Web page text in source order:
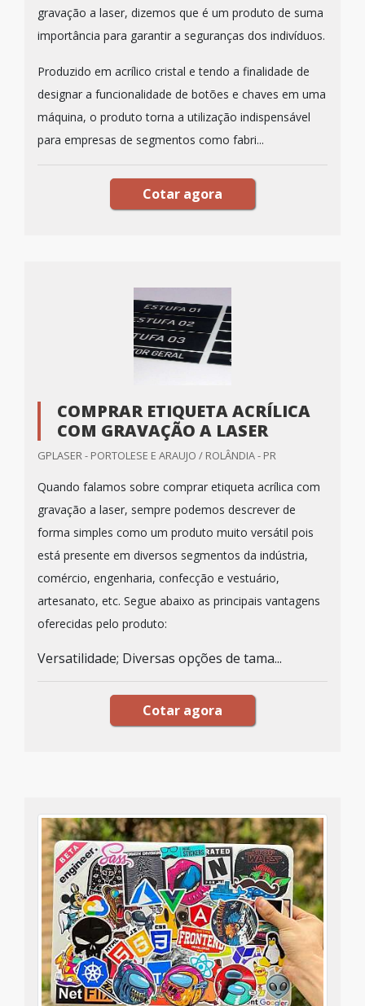
gravação a laser, dizemos que é um produto de suma
importância para garantir a seguranças dos indivíduos.
Produzido em acrílico cristal e tendo a finalidade de
designar a funcionalidade de botões e chaves em uma
máquina, o produto torna a utilização indispensável
para empresas de segmentos como fabri...
Cotar agora
COMPRAR ETIQUETA ACRÍLICA
COM GRAVAÇÃO A LASER
GPLASER - PORTOLESE E ARAUJO / ROLÂNDIA - PR
Quando falamos sobre comprar etiqueta acrílica com
gravação a laser, sempre podemos descrever de
forma simples como um produto muito versátil pois
está presente em diversos segmentos da indústria,
comércio, engenharia, confecção e vestuário,
artesanato, etc. Segue abaixo as principais vantagens
oferecidas pelo produto:
Versatilidade; Diversas opções de tama...
Cotar agora